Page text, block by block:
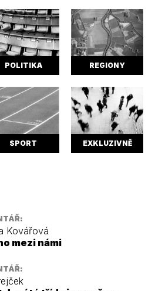
POLITIKA REGIONY
SPORT EXKLUZIVNĚ
Kovářová
mezi námi